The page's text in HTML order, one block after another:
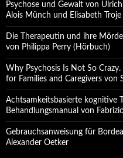
Psychose und Gewalt von
Alois Münch und Elisabeth Troje
Die Therapeutin und ihre
von Philippa Perry (Hörbuch)
Why Psychosis Is Not So
for Families and Caregivers von
Achtsamkeitsbasierte kognitive
Behandlungsmanual von
Gebrauchsanweisung für
Alexander Oetker